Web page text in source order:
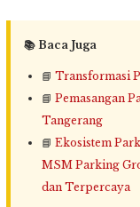
📚 Baca Juga
📘 Transformasi
📘 Pemasangan
Tangerang
📘 Ekosistem
MSM Parking
dan Terpercaya